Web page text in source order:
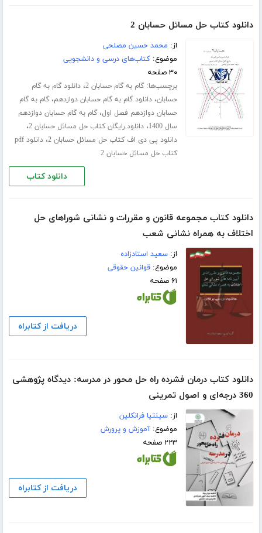
دانلود کتاب حل مسائل حسابان 2
از: محمد حسین مصلحی
موضوع:کتاب‌های درسی و دانشجویی
۳۰ صفحه
برچسب‌ها:گام به گام حسابان 2 ،دانلود گام به گام
حسابان،دانلود گام به گام حسابان دوازدهم،گام به گام
حسابان دوازدهم فصل اول،گام به گام حسابان دوازدهم
سال 1400
،دانلود رایگان کتاب حل مسائل حسابان 2 ،
دانلود پی دی اف کتاب حل مسائل حسابان 2 ،
دانلود pdf
کتاب حل مسائل حسابان 2
دانلود کتاب
دانلود کتاب مجموعه قانون و مقررات و نشانی شوراهای حل
اختلاف به همراه نشانی شعب
از:سعید استادزاده
موضوع:قوانین حقوقی
۶۱ صفحه
دریافت از کتابراه
دانلود کتاب درمان فشرده راه حل محور در مدرسه: دیدگاه پژوهشی
360 درجه‌ای و اصول تمرینی
از:سینتیا فرانکلین
موضوع:آموزش و پرورش
۲۲۳ صفحه
دریافت از کتابراه